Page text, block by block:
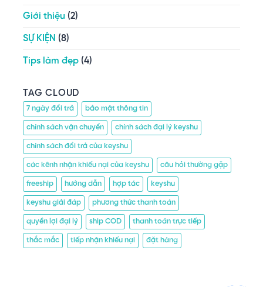
Giới thiệu (2)
SỰ KIỆN (8)
Tips làm đẹp (4)
TAG CLOUD
7 ngày đổi trả bảo mật thông tin
chính sách vận chuyển chính sách đại lý keyshu
chính sách đổi trả của keyshu
các kênh nhận khiếu nại của keyshu câu hỏi thường gặp
freeship hướng dẫn hợp tác keyshu
keyshu giải đáp phương thức thanh toán
quyền lợi đại lý ship COD thanh toán trực tiếp
thắc mắc tiếp nhận khiếu nại đặt hàng